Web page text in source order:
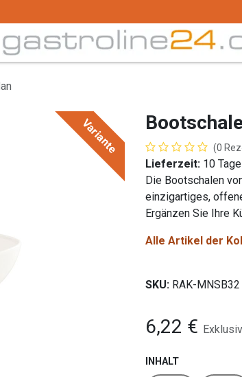
Variante (0
Lieferzeit: 10 Tage
Die Bootschalen
einzigartiges,
Ergänzen Sie Ihre
Alle Artikel der
SKU: RAK-MNSB32
6,22 €
INHALT